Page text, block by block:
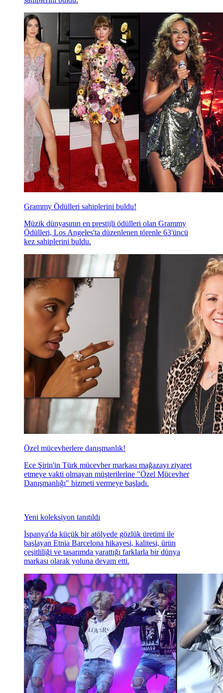
Grammy Ödülleri sahiplerini buldu!
Müzik dünyasının en prestijli ödülleri olan Grammy
Ödülleri, Los Angeles'ta düzenlenen törenle 63'üncü
kez sahiplerini buldu.
Özel mücevherlere danışmanlık!
Ece Şirin'in Türk mücevher markası mağazayı ziyaret
etmeye vakti olmayan müşterilerine "Özel Mücevher
Danışmanlığı" hizmeti vermeye başladı.
Yeni koleksiyon tanıtıldı
İspanya'da küçük bir atölyede gözlük üretimi ile
başlayan Etnia Barcelona hikayesi, kalitesi, ürün
çeşitliliği ve tasarımda yarattığı farklarla bir dünya
markası olarak yoluna devam etti.